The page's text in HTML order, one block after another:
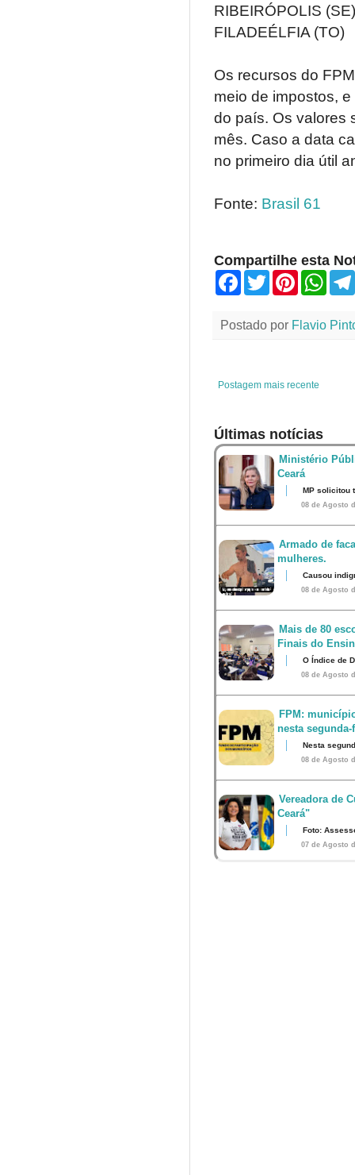
RIBEIRÓPOLIS (SE)
FILADEÉLFIA (TO)
Os recursos do
meio de impostos,
do país. Os valores
mês. Caso a data
no primeiro dia útil
Fonte: Brasil 61
Compartilhe esta
F
b
T
w
P
e
W
Postado por Flavio
Postagem mais recente
Últimas notícias
Ministério
Ceará
MP solicitou
08 de Agosto
Armado de
mulheres.
Causou
08 de Agosto
Mais de 80
Finais do
O Índice de
08 de Agosto
FPM:
nesta segunda-
Nesta
08 de Agosto
Vereadora de
Ceará"
Foto:
07 de Agosto